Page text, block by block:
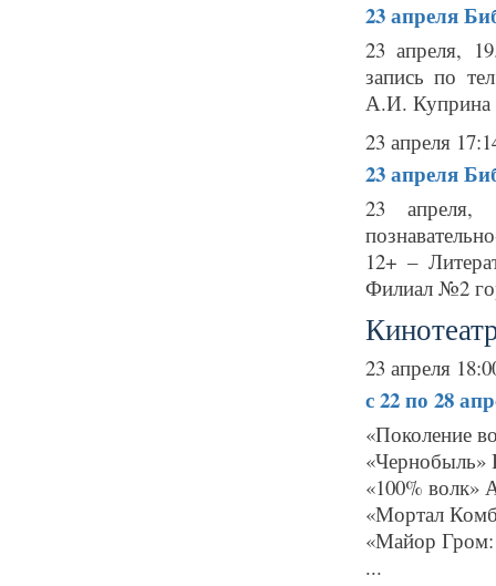
23 апреля
23 апреля,
запись по
А.И. Куприна
23 апреля
23 апреля
23 апреля,
12+ –
Филиал №2
23 апреля
с 22 по 28
«Поколение
«Чернобыль»
«100% волк»
«Мортал
«Майор Гром:
...